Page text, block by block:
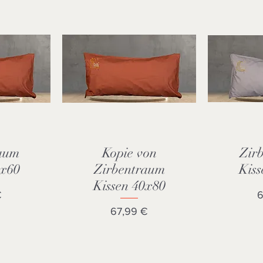
Schnellansicht
Kopie von
Zirbentraum
Kissen 40x80
Preis
67,99 €